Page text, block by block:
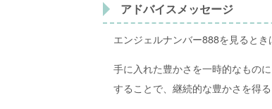
アドバイスメッセージ
エンジェルナンバー888を見るとき
手に入れた豊かさを一時的なもの
することで、継続的な豊かさを得